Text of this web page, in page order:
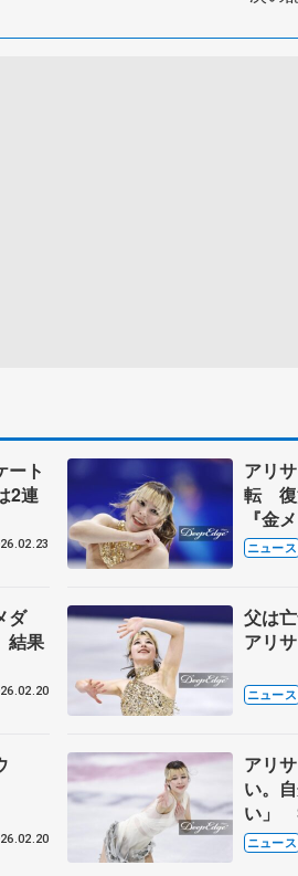
ート
2連
アリ
転 復
『金
しだけ
ニュース
ダ
結果
父は
アリ
ニュース
アリ
い。
い」
ニュース